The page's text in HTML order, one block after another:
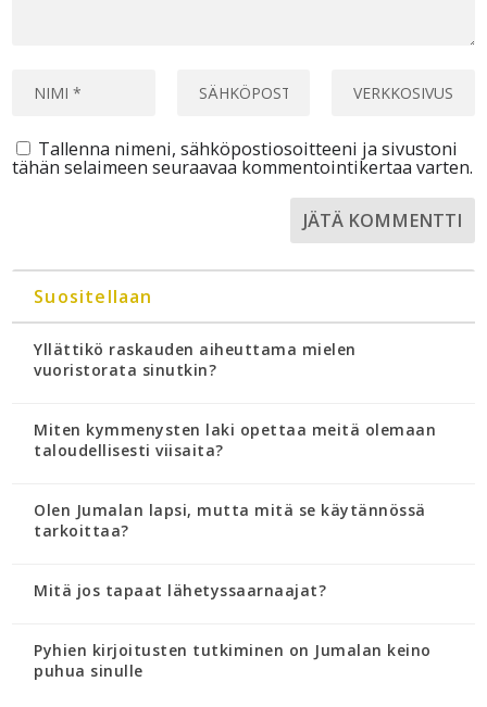
Tallenna nimeni, sähköpostiosoitteeni ja sivustoni
tähän selaimeen seuraavaa kommentointikertaa varten.
Suositellaan
Yllättikö raskauden aiheuttama mielen
vuoristorata sinutkin?
Miten kymmenysten laki opettaa meitä olemaan
taloudellisesti viisaita?
Olen Jumalan lapsi, mutta mitä se käytännössä
tarkoittaa?
Mitä jos tapaat lähetyssaarnaajat?
Pyhien kirjoitusten tutkiminen on Jumalan keino
puhua sinulle